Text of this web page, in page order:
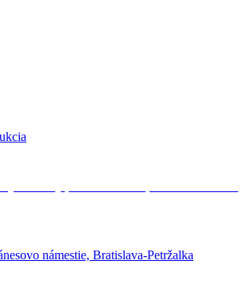
námestie, Bratislava-Petržalka